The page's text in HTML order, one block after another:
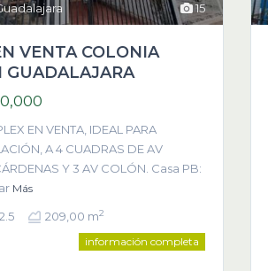
15
VENTA COLONIA
GUADALAJARA
EN VENTA, IDEAL PARA
A 4 CUADRAS DE AV
Y 3 AV COLÓN. Casa PB:
Más
2.5 209,00 m2
información completa